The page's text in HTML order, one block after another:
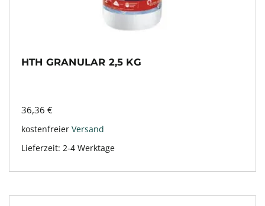
HTH GRANULAR 2,5 KG
36,36 €
kostenfreier Versand
Lieferzeit: 2-4 Werktage